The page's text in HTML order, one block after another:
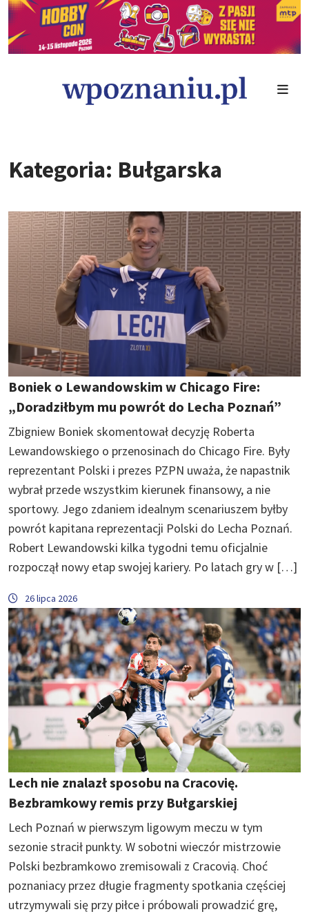
Kategoria: Bułgarska
Boniek o Lewandowskim w Chicago Fire:
„Doradziłbym mu powrót do Lecha Poznań”
Zbigniew Boniek skomentował decyzję Roberta
Lewandowskiego o przenosinach do Chicago Fire. Były
reprezentant Polski i prezes PZPN uważa, że napastnik
wybrał przede wszystkim kierunek finansowy, a nie
sportowy. Jego zdaniem idealnym scenariuszem byłby
powrót kapitana reprezentacji Polski do Lecha Poznań.
Robert Lewandowski kilka tygodni temu oficjalnie
rozpoczął nowy etap swojej kariery. Po latach gry w […]
26 lipca 2026
Lech nie znalazł sposobu na Cracovię.
Bezbramkowy remis przy Bułgarskiej
Lech Poznań w pierwszym ligowym meczu w tym
sezonie stracił punkty. W sobotni wieczór mistrzowie
Polski bezbramkowo zremisowali z Cracovią. Choć
poznaniacy przez długie fragmenty spotkania częściej
utrzymywali się przy piłce i próbowali prowadzić grę,